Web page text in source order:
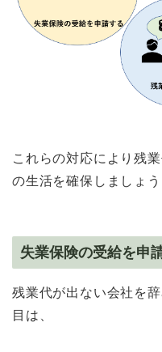
これらの対応により残
の生活を確保しましょう
失業保険の受給を申
残業代が出ない会社を
目は、